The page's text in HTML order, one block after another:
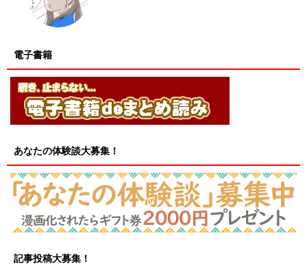
電子書籍
あなたの体験談大募集！
記事投稿大募集！